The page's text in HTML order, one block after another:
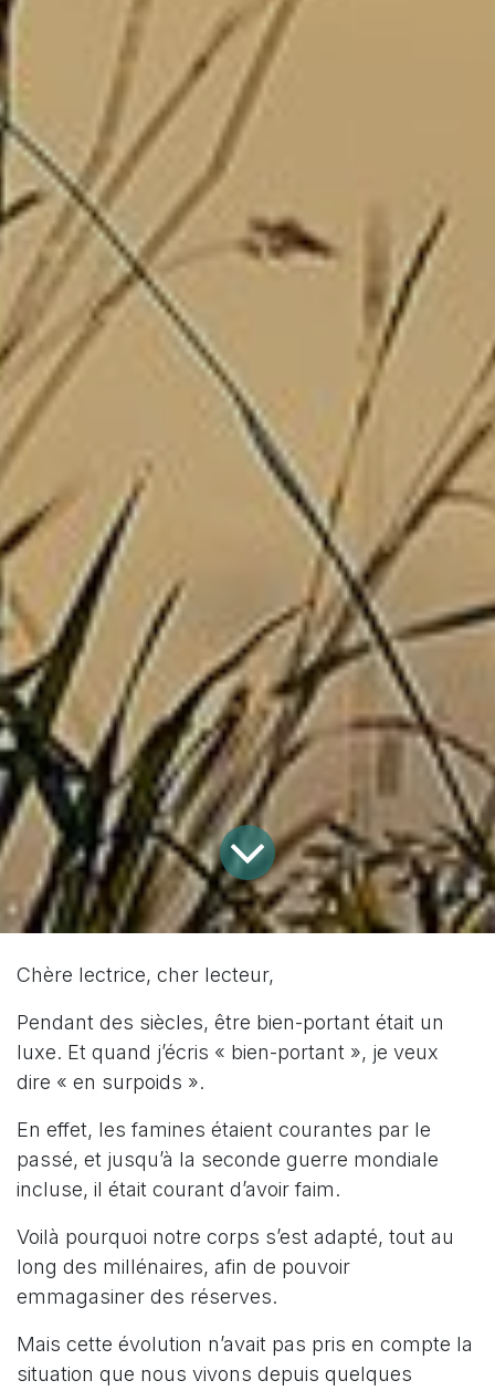
Chère lectrice, cher lecteur,
Pendant des siècles, être bien-portant était un
luxe. Et quand j’écris « bien-portant », je veux
dire « en surpoids ».
En effet, les famines étaient courantes par le
passé, et jusqu’à la seconde guerre mondiale
incluse, il était courant d’avoir faim.
Voilà pourquoi notre corps s’est adapté, tout au
long des millénaires, afin de pouvoir
emmagasiner des réserves.
Mais cette évolution n’avait pas pris en compte la
situation que nous vivons depuis quelques